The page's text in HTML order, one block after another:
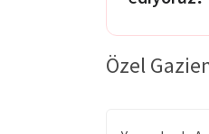
aktiviteler ile
İngilizce olan
Özel